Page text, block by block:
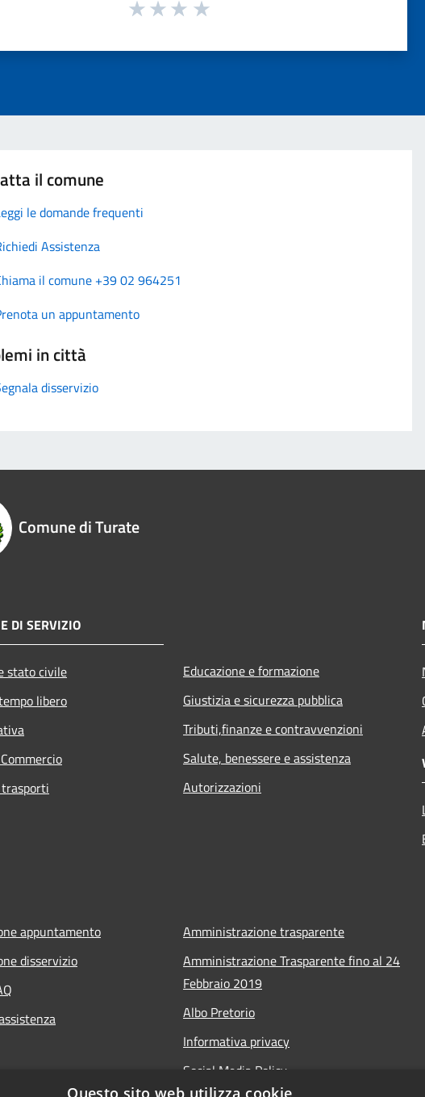
il comune
le domande frequenti
Assistenza
il comune +39 02 964251
un appuntamento
in città
disservizio
Comune di Turate
DI SERVIZIO
stato civile
libero
Educazione e formazione
Giustizia e sicurezza pubblica
Tributi,finanze e contravvenzioni
Salute, benessere e assistenza
Autorizzazioni
appuntamento
disservizio
Amministrazione trasparente
Amministrazione Trasparente fino al 24
Febbraio 2019
Albo Pretorio
Informativa privacy
Social Media Policy
Questo sito web utilizza cookie